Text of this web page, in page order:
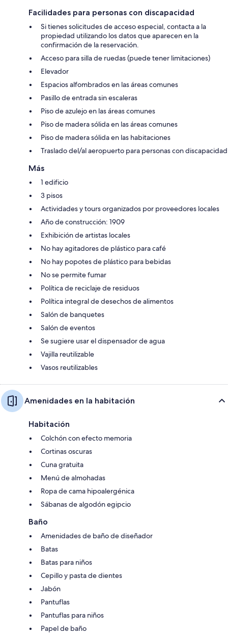
Facilidades para personas con discapacidad
Si tienes solicitudes de acceso especial, contacta a la
propiedad utilizando los datos que aparecen en la
confirmación de la reservación.
Acceso para silla de ruedas (puede tener limitaciones)
Elevador
Espacios alfombrados en las áreas comunes
Pasillo de entrada sin escaleras
Piso de azulejo en las áreas comunes
Piso de madera sólida en las áreas comunes
Piso de madera sólida en las habitaciones
Traslado del/al aeropuerto para personas con discapacidad
Más
1 edificio
3 pisos
Actividades y tours organizados por proveedores locales
Año de construcción: 1909
Exhibición de artistas locales
No hay agitadores de plástico para café
No hay popotes de plástico para bebidas
No se permite fumar
Política de reciclaje de residuos
Política integral de desechos de alimentos
Salón de banquetes
Salón de eventos
Se sugiere usar el dispensador de agua
Vajilla reutilizable
Vasos reutilizables
Amenidades en la habitación
Habitación
Colchón con efecto memoria
Cortinas oscuras
Cuna gratuita
Menú de almohadas
Ropa de cama hipoalergénica
Sábanas de algodón egipcio
Baño
Amenidades de baño de diseñador
Batas
Batas para niños
Cepillo y pasta de dientes
Jabón
Pantuflas
Pantuflas para niños
Papel de baño